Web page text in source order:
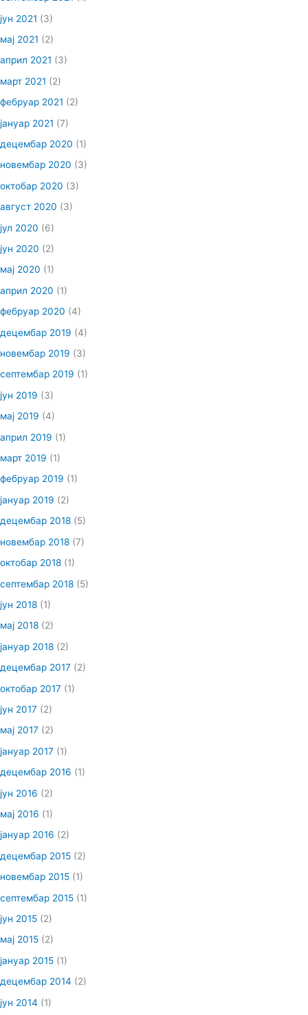
јун 2021 (3)
мај 2021 (2)
април 2021 (3)
март 2021 (2)
фебруар 2021 (2)
јануар 2021 (7)
децембар 2020 (1)
новембар 2020 (3)
октобар 2020 (3)
август 2020 (3)
јул 2020 (6)
јун 2020 (2)
мај 2020 (1)
април 2020 (1)
фебруар 2020 (4)
децембар 2019 (4)
новембар 2019 (3)
септембар 2019 (1)
јун 2019 (3)
мај 2019 (4)
април 2019 (1)
март 2019 (1)
фебруар 2019 (1)
јануар 2019 (2)
децембар 2018 (5)
новембар 2018 (7)
октобар 2018 (1)
септембар 2018 (5)
јун 2018 (1)
мај 2018 (2)
јануар 2018 (2)
децембар 2017 (2)
октобар 2017 (1)
јун 2017 (2)
мај 2017 (2)
јануар 2017 (1)
децембар 2016 (1)
јун 2016 (2)
мај 2016 (1)
јануар 2016 (2)
децембар 2015 (2)
новембар 2015 (1)
септембар 2015 (1)
јун 2015 (2)
мај 2015 (2)
јануар 2015 (1)
децембар 2014 (2)
јун 2014 (1)